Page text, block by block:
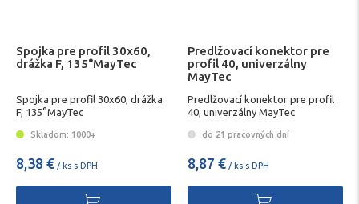
Spojka pre profil 30x60,
drážka F, 135°MayTec
Spojka pre profil 30x60, drážka
F, 135°MayTec
Skladom: 1000+
8,38 € / ks s DPH
Predlžovací konektor pre
profil 40, univerzálny
MayTec
Predlžovací konektor pre profil
40, univerzálny MayTec
do 21 pracovných dní
8,87 € / ks s DPH